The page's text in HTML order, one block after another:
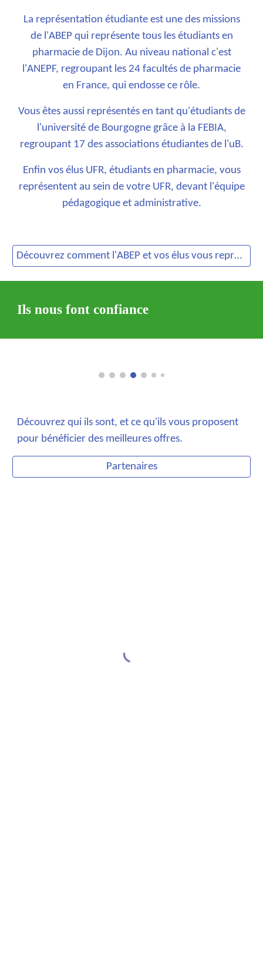
La représentation étudiante est une des missions
de l'ABEP qui représente tous les étudiants en
pharmacie de Dijon. Au niveau national c'est
l'ANEPF, regroupant les 24 facultés de pharmacie
en France, qui endosse ce rôle.
Vous êtes aussi représentés en tant qu'étudiants de
l'université de Bourgogne grâce à la FEBIA,
regroupant 17 des associations étudiantes de l'uB.
Enfin vos élus UFR, étudiants en pharmacie, vous
représentent au sein de votre UFR, devant l'équipe
pédagogique et administrative.
Découvrez comment l'ABEP et vos élus vous représentent ici !
Ils nous font confiance
Découvrez qui ils sont, et ce qu'ils vous proposent
pour bénéficier des meilleures offres.
Partenaires